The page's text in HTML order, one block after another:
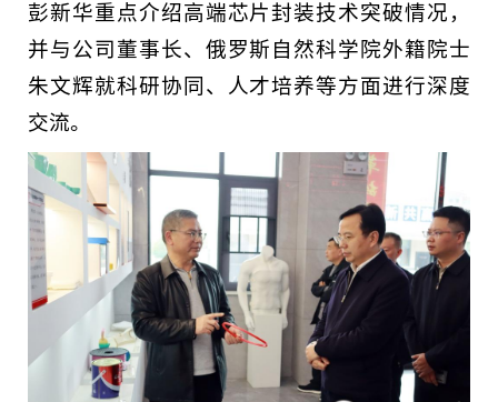
彭新华重点介绍高端芯片封装技术突破情况，
并与公司董事长、俄罗斯自然科学院外籍院士
朱文辉就科研协同、人才培养等方面进行深度
交流。